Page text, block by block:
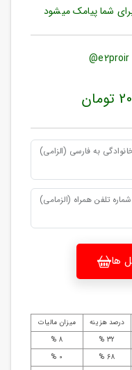
شما پیامک میشود
به فارسی (الزامی)
شماره تلفن همراه (الزمامی)
ها
درصد هزینه
میزان مالیات
32 %
8 %
68 %
0 %